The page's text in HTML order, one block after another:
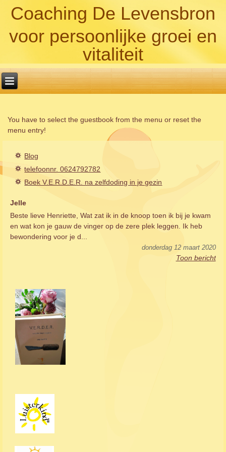
Coaching De Levensbron
voor persoonlijke groei en
vitaliteit
You have to select the guestbook from the menu or reset the
menu entry!
Blog
telefoonnr. 0624792782
Boek V.E.R.D.E.R. na zelfdoding in je gezin
Jelle
Beste lieve Henriette, Wat zat ik in de knoop toen ik bij je kwam
en wat kon je gauw de vinger op de zere plek leggen. Ik heb
bewondering voor je d...
donderdag 12 maart 2020
Toon bericht